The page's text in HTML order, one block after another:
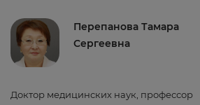
Перепанова Тамара
Сергеевна
Доктор медицинских наук, профессор